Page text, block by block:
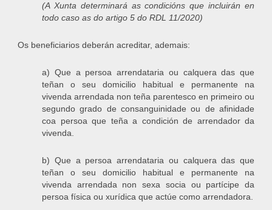
(A Xunta determinará as condicións que incluirán en
todo caso as do artigo 5 do RDL 11/2020)
Os beneficiarios deberán acreditar, ademais:
a) Que a persoa arrendataria ou calquera das que
teñan o seu domicilio habitual e permanente na
vivenda arrendada non teña parentesco en primeiro ou
segundo grado de consanguinidade ou de afinidade
coa persoa que teña a condición de arrendador da
vivenda.
b) Que a persoa arrendataria ou calquera das que
teñan o seu domicilio habitual e permanente na
vivenda arrendada non sexa socia ou partícipe da
persoa física ou xurídica que actúe como arrendadora.